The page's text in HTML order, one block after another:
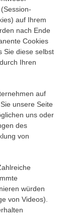
auf Ihrem
nach Ende
Cookies
Sie diese selbst
Ihren
auf
unsere Seite
uns oder
des
von
würden
von Videos).